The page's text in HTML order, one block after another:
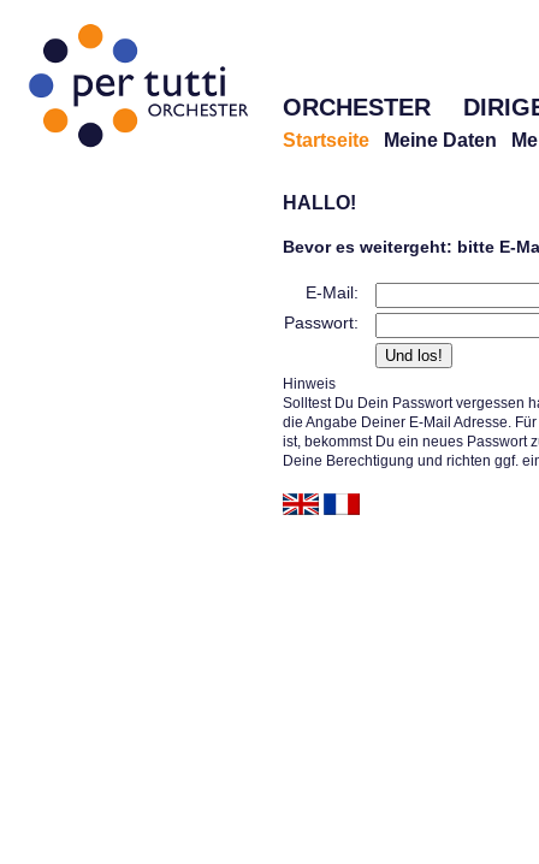
ORCHESTER
Startseite Meine Daten
HALLO!
Bevor es weitergeht: bitte E-
E-Mail:
Passwort:
Hinweis
Solltest Du Dein Passwort vergessen
die Angabe Deiner E-Mail Adresse.
ist, bekommst Du ein neues Passwort
Deine Berechtigung und richten ggf.